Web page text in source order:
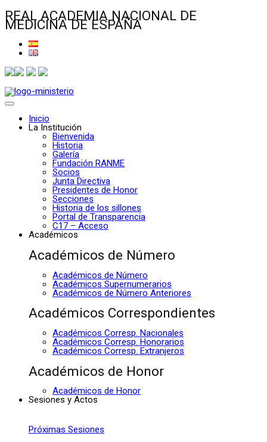
REAL ACADEMIA NACIONAL DE
MEDICINA DE ESPAÑA
Inicio
La Institución
Bienvenida
Historia
Galería
Fundación RANME
Socios
Junta Directiva
Presidentes de Honor
Secciones
Historia de los sillones
Portal de Transparencia
C17 – Acceso
Académicos
Académicos de Número
Académicos de Número
Académicos Supernumerarios
Académicos de Número Anteriores
Académicos Correspondientes
Académicos Corresp. Nacionales
Académicos Corresp. Honorarios
Académicos Corresp. Extranjeros
Académicos de Honor
Académicos de Honor
Sesiones y Actos
Próximas Sesiones